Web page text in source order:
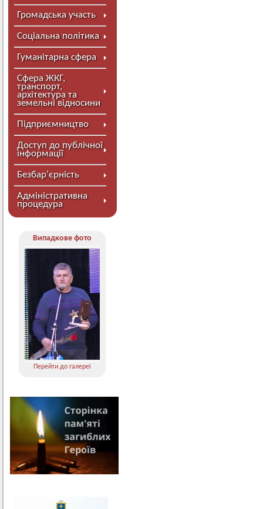
Громадська участь
Соціальна політика
Гуманітарна сфера
Сфера ЖКГ,
транспорт,
архітектура та
земельні відносини
Підприємництво
Доступ до публічної
інформації
Безбар’єрність
Адміністративна
процедура
Випадкове фото
Перейти до галереї